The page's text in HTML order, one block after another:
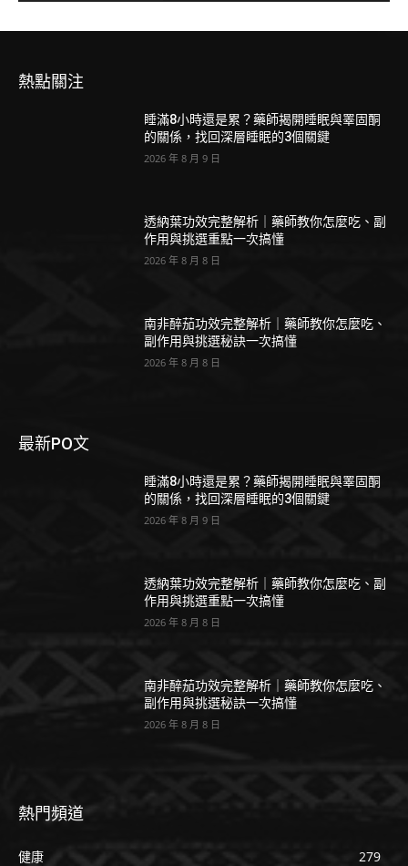
熱點關注
睡滿8小時還是累？藥師揭開睡眠與睪固酮
的關係，找回深層睡眠的3個關鍵
2026 年 8 月 9 日
透納葉功效完整解析｜藥師教你怎麼吃、副
作用與挑選重點一次搞懂
2026 年 8 月 8 日
南非醉茄功效完整解析｜藥師教你怎麼吃、
副作用與挑選秘訣一次搞懂
2026 年 8 月 8 日
最新PO文
睡滿8小時還是累？藥師揭開睡眠與睪固酮
的關係，找回深層睡眠的3個關鍵
2026 年 8 月 9 日
透納葉功效完整解析｜藥師教你怎麼吃、副
作用與挑選重點一次搞懂
2026 年 8 月 8 日
南非醉茄功效完整解析｜藥師教你怎麼吃、
副作用與挑選秘訣一次搞懂
2026 年 8 月 8 日
熱門頻道
健康
279